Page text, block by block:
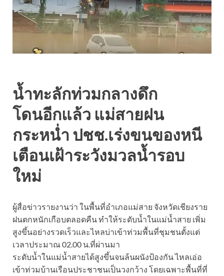
น้ำทะลักท่วมกลางดึก
โดนอีกแล้ว แม่สายฝน
กระหน่ำ ปชช.เร่งขนของหนี
เตือนเฝ้าระวังมวลน้ำรอบ
ใหม่
ผู้สื่อข่าวรายงานว่า ในพื้นที่อำเภอแม่สาย จังหวัดเชียงราย
ฝนตกหนักเกือบตลอดคืน ทำให้ระดับน้ำในแม่น้ำสาย เพิ่ม
สูงขึ้นอย่างรวดเร็วและไหลบ่าเข้าท่วมพื้นที่ชุมชนตั้งแต่
เวลาประมาณ 02.00 น.ที่ผ่านมา
ระดับน้ำในแม่น้ำสายได้สูงขึ้นจนล้นผนังป้องกัน ไหลเอ่อ
เข้าท่วมบ้านเรือนประชาชนเป็นวงกว้าง โดยเฉพาะพื้นที่ที่